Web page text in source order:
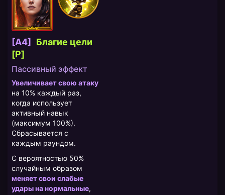
[A4] Благие цели
[P]
Пассивный эффект
Увеличивает свою атаку
на 10% каждый раз,
когда использует
активный навык
(максимум 100%).
Сбрасывается с
каждым раундом.
С вероятностью 50%
случайным образом
меняет свои слабые
удары на нормальные,